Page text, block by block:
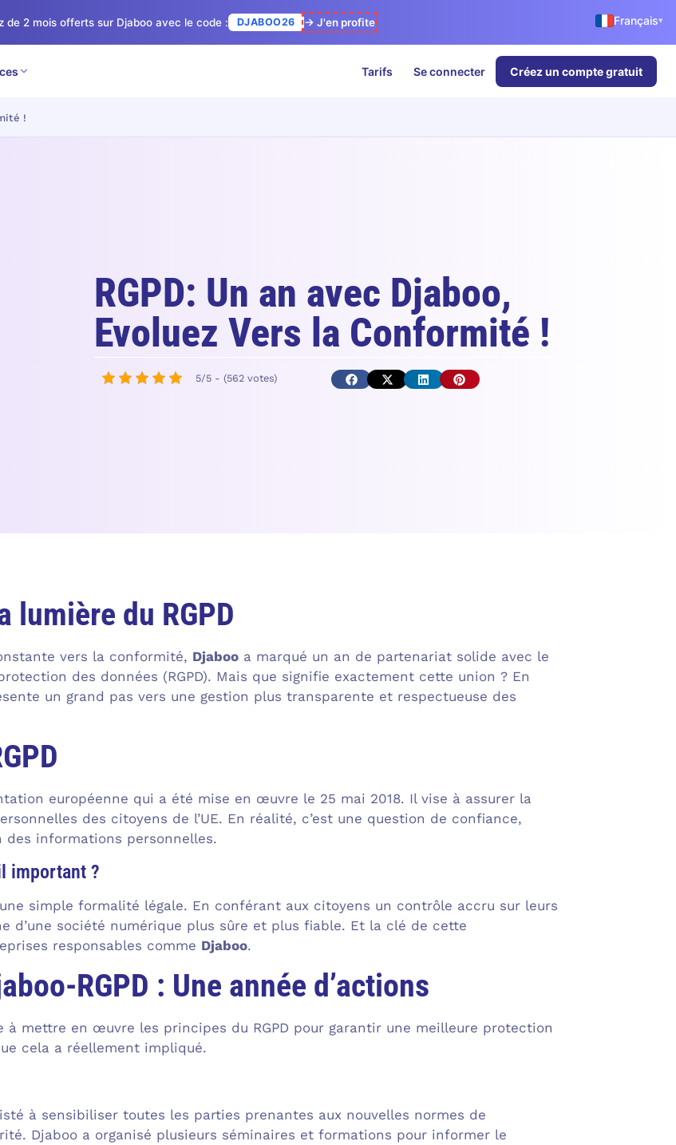
de 2 mois offerts sur Djaboo avec le code : DJABOO26 → J'en profite Français▾
Tarifs Se connecter Créez un compte gratuit
!
RGPD: Un an avec Djaboo,
Evoluez Vers la Conformité !
5/5 - (562 votes)
lumière du RGPD
vers la conformité, Djabooa marqué un an de partenariat solide avec le
des données (RGPD). Mais que signifie exactement cette union ? En
un grand pas vers une gestion plus transparente et respectueuse des
européenne qui a été mise en œuvre le 25 mai 2018. Il vise à assurer la
des citoyens de l’UE. En réalité, c’est une question de confiance,
des informations personnelles.
important ?
simple formalité légale. En conférant aux citoyens un contrôle accru sur leurs
d’une société numérique plus sûre et plus fiable. Et la clé de cette
responsables comme Djaboo.
RGPD : Une année d’actions
à mettre en œuvre les principes du RGPD pour garantir une meilleure protection
cela a réellement impliqué.
à sensibiliser toutes les parties prenantes aux nouvelles normes de
Djaboo a organisé plusieurs séminaires et formations pour informer le